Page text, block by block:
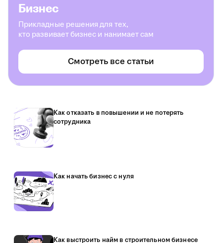
Бизнес
Прикладные решения для тех,
кто развивает бизнес и нанимает сам
Смотреть все статьи
Как отказать в повышении и не потерять
сотрудника
Как начать бизнес с нуля
Как выстроить найм в строительном бизнесе